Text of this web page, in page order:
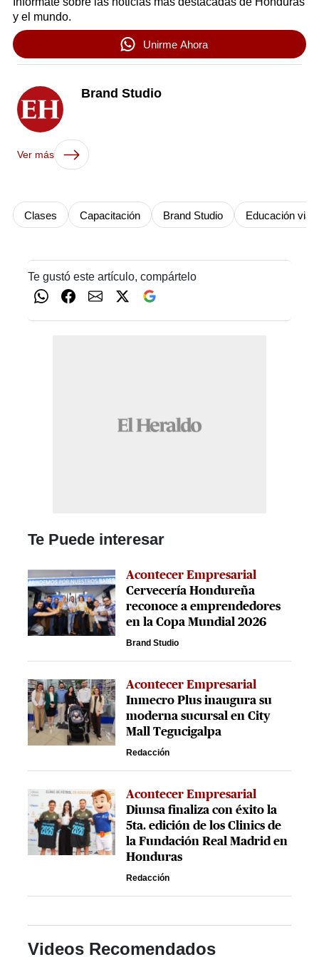
y el mundo.
Unirme Ahora
Brand Studio
Ver más
Clases Capacitación Brand Studio Educación vial
Te gustó este artículo, compártelo
Te Puede interesar
Acontecer Empresarial
Cervecería Hondureña
reconoce a emprendedores
en la Copa Mundial 2026
Brand Studio
Acontecer Empresarial
Inmecro Plus inaugura su
moderna sucursal en City
Mall Tegucigalpa
Redacción
Acontecer Empresarial
Diunsa finaliza con éxito la
5ta. edición de los Clinics de
la Fundación Real Madrid en
Honduras
Redacción
Videos Recomendados